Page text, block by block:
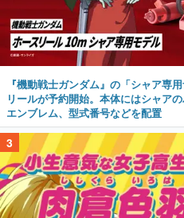
『機動戦士ガンダム』の「シャア専
リールが予約開始。本体にはシャア
エンブレム、型式番号などを配置
3